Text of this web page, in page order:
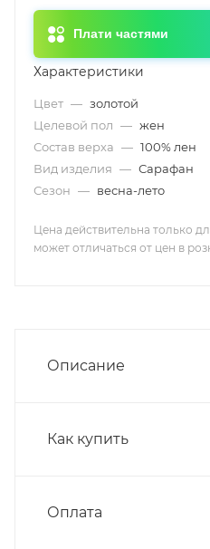
Плати частями
Характеристики
Цвет — золотой
Целевой пол — жен
Состав верха — 100% лен
Вид изделия — Сарафан
Сезон — весна-лето
Цена действительна только
может отличаться от цен в
Описание
Как купить
Оплата